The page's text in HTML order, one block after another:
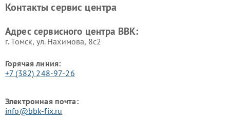
Ремонт винных шкафов BBK
Контакты сервис центра
Адрес сервисного центра BBK:
г. Томск, ул. Нахимова, 8с2
Горячая линия:
+7 (382) 248-97-26
Электронная почта:
info@bbk-fix.ru